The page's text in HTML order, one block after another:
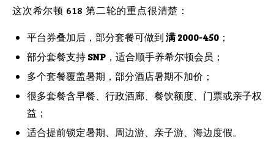
这次希尔顿 618 第二轮的重点很清楚：
平台券叠加后，部分套餐可做到满 2000-450 ；
部分套餐支持SNP ，适合顺手养希尔顿会员；
多个套餐覆盖暑期，部分酒店暑期不加价；
很多套餐含早餐、行政酒廊、餐饮额度、门票或亲子权
益；
适合提前锁定暑期、周边游、亲子游、海边度假。